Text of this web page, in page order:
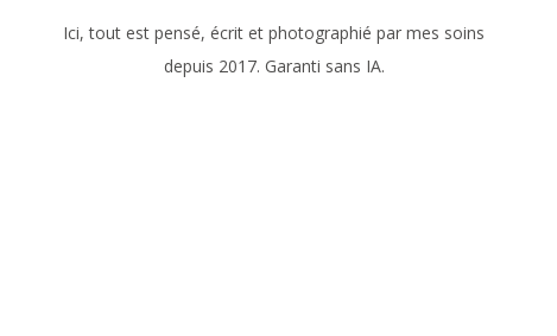
Ici, tout est pensé, écrit et photographié par mes soins
depuis 2017. Garanti sans IA.